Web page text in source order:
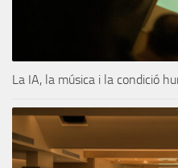
La IA, la música i la condició